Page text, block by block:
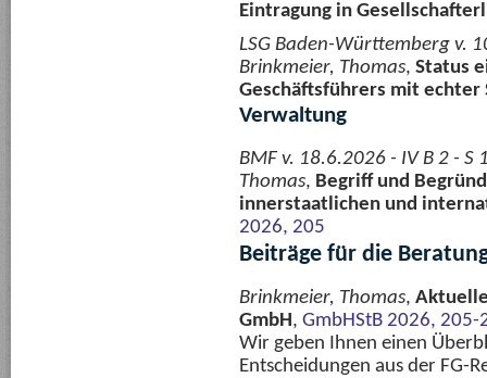
Eintragung in
LSG Baden-Württemberg v.
Brinkmeier, Thomas, Status
Geschäftsführers mit
Verwaltung
BMF v. 18.6.2026 - IV B 2 -
Thomas, Begriff und
innerstaatlichen und
2026, 205
Beiträge für die
Brinkmeier, Thomas,
GmbH, GmbHStB 2026, 205-
Wir geben Ihnen einen
Entscheidungen aus der FG-